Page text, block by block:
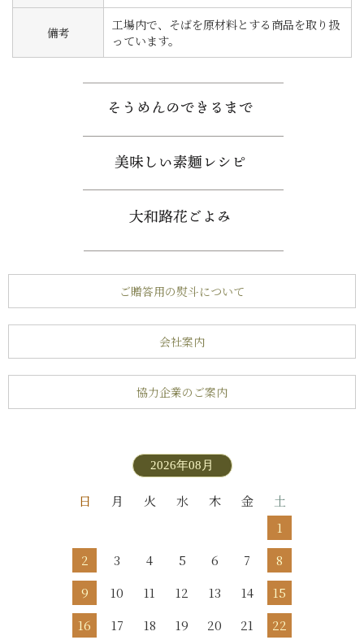
備考
工場内で、そばを原材料とする商品を取り扱
っています。
ご贈答用の熨斗について
会社案内
協力企業のご案内
2026年08月
日 月 火 水 木 金
土
1
2
3 4 5 6 7
8
9
10 11 12 13 14
15
16
17 18 19 20 21
22